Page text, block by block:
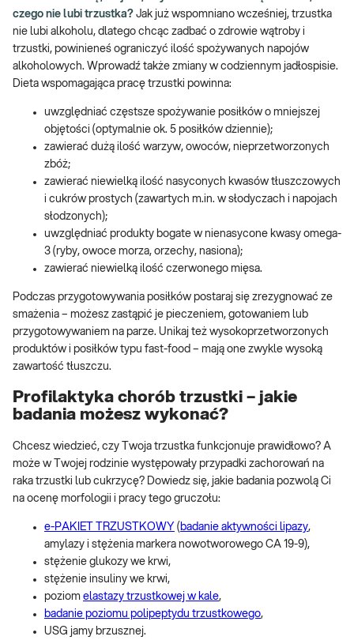
czego nie lubi trzustka? Jak już wspomniano wcześniej, trzustka
nie lubi alkoholu, dlatego chcąc zadbać o zdrowie wątroby i
trzustki, powinieneś ograniczyć ilość spożywanych napojów
alkoholowych. Wprowadź także zmiany w codziennym jadłospisie.
Dieta wspomagająca pracę trzustki powinna:
uwzględniać częstsze spożywanie posiłków o mniejszej
objętości (optymalnie ok. 5 posiłków dziennie);
zawierać dużą ilość warzyw, owoców, nieprzetworzonych
zbóż;
zawierać niewielką ilość nasyconych kwasów tłuszczowych
i cukrów prostych (zawartych m.in. w słodyczach i napojach
słodzonych);
uwzględniać produkty bogate w nienasycone kwasy omega-
3 (ryby, owoce morza, orzechy, nasiona);
zawierać niewielką ilość czerwonego mięsa.
Podczas przygotowywania posiłków postaraj się zrezygnować ze
smażenia – możesz zastąpić je pieczeniem, gotowaniem lub
przygotowywaniem na parze. Unikaj też wysokoprzetworzonych
produktów i posiłków typu fast-food – mają one zwykle wysoką
zawartość tłuszczu.
Profilaktyka chorób trzustki – jakie
badania możesz wykonać?
Chcesz wiedzieć, czy Twoja trzustka funkcjonuje prawidłowo? A
może w Twojej rodzinie występowały przypadki zachorowań na
raka trzustki lub cukrzycę? Dowiedz się, jakie badania pozwolą Ci
na ocenę morfologii i pracy tego gruczołu:
e-PAKIET TRZUSTKOWY ( badanie aktywności lipazy,
amylazy i stężenia markera nowotworowego CA 19-9),
stężenie glukozy we krwi,
stężenie insuliny we krwi,
poziom elastazy trzustkowej w kale,
badanie poziomu polipeptydu trzustkowego,
USG jamy brzusznej.